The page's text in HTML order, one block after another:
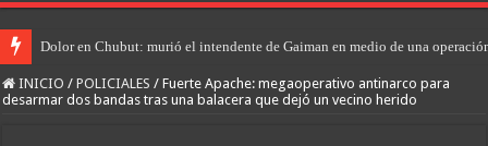
Dolor en Chubut: murió el intendente de Gaiman en medio de una
INICIO / POLICIALES / Fuerte Apache: megaoperativo antinarco para
desarmar dos bandas tras una balacera que dejó un vecino herido